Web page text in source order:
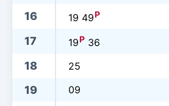
16 19 49P
17 19P 36
18 25
19 09